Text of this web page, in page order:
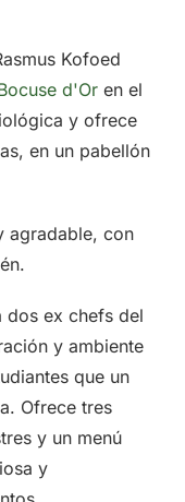
Kofoed
d'Or en el
y ofrece
en un pabellón
agradable, con
dos ex chefs del
y ambiente
que un
Ofrece tres
y un menú
y